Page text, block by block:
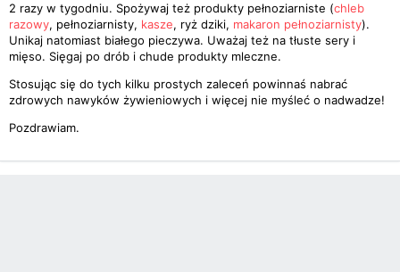
2 razy w tygodniu. Spożywaj też produkty pełnoziarniste (chleb
razowy, pełnoziarnisty, kasze, ryż dziki, makaron pełnoziarnisty).
Unikaj natomiast białego pieczywa. Uważaj też na tłuste sery i
mięso. Sięgaj po drób i chude produkty mleczne.
Stosując się do tych kilku prostych zaleceń powinnaś nabrać
zdrowych nawyków żywieniowych i więcej nie myśleć o nadwadze!
Pozdrawiam.